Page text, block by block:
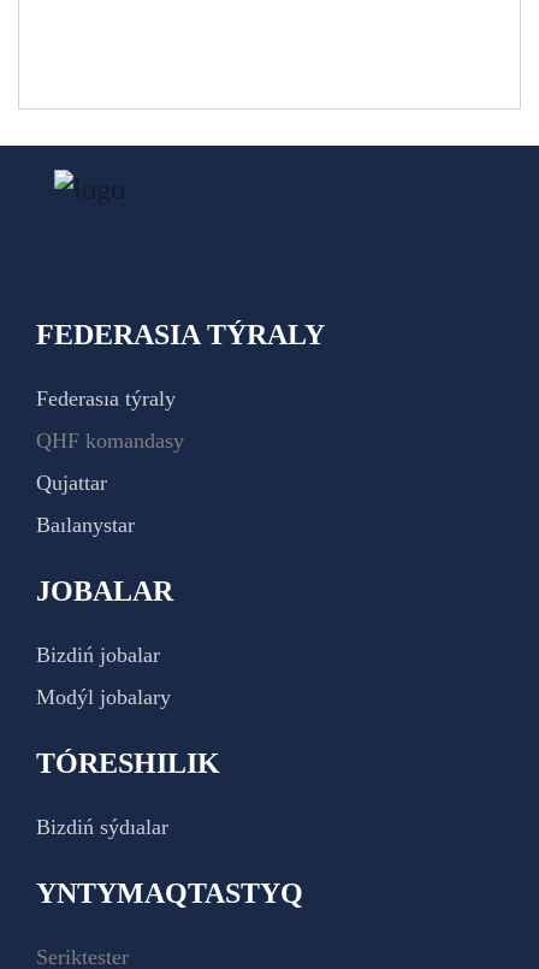
FEDERASIA TÝRALY
Federasıa týraly
QHF komandasy
Qujattar
Baılanystar
JOBALAR
Bizdiń jobalar
Modýl jobalary
TÓRESHILIK
Bizdiń sýdıalar
YNTYMAQTASTYQ
Seriktester